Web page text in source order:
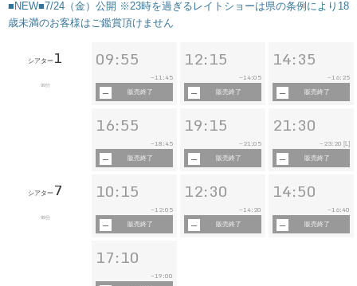
■NEW■7/24（金）公開 ※23時を過ぎるレイトショーは県の条例により18
歳未満のお客様はご鑑賞頂けません
シアター 1
99分
09:55
~11:45
販売終了
12:15
~14:05
販売終了
14:35
~16:25
販売終了
16:55
~18:45
販売終了
19:15
~ 21:05
販売終了
21:30
~ 23:20 [L]
販売終了
シアター 7
99分
10:15
~12:05
販売終了
12:30
~14:20
販売終了
14:50
~16:40
販売終了
17:10
~19:00